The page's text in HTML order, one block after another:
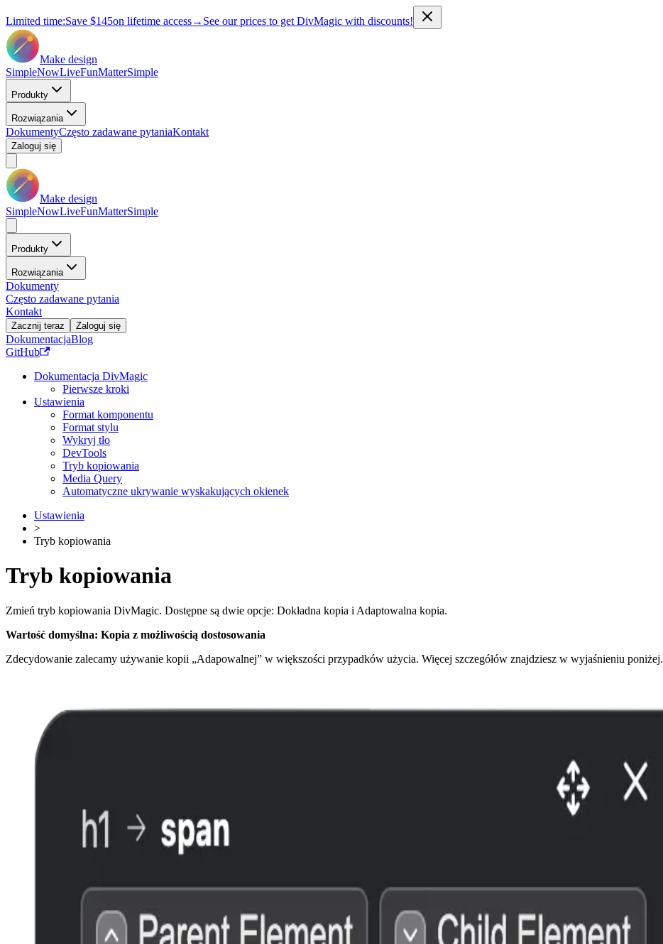
Limited time:Save $145on lifetime access→ See our prices to get DivMagic with discounts!
Make design
SimpleNowLiveFunMatterSimple
Produkty
Rozwiązania
DokumentyCzęsto zadawane pytaniaKontakt
Zaloguj się
Make design
SimpleNowLiveFunMatterSimple
Produkty
Rozwiązania
Dokumenty
Często zadawane pytania
Kontakt
Zacznij teraz Zaloguj się
DokumentacjaBlog
GitHub
Dokumentacja DivMagic
Pierwsze kroki
Ustawienia
Format komponentu
Format stylu
Wykryj tło
DevTools
Tryb kopiowania
Media Query
Automatyczne ukrywanie wyskakujących okienek
Ustawienia
>
Tryb kopiowania
Tryb kopiowania
Zmień tryb kopiowania DivMagic. Dostępne są dwie opcje: Dokładna kopia i Adaptowalna kopia.
Wartość domyślna: Kopia z możliwością dostosowania
Zdecydowanie zalecamy używanie kopii „Adapowalnej” w większości przypadków użycia. Więcej szczegółów znajdziesz w wyjaśnieniu poniżej.